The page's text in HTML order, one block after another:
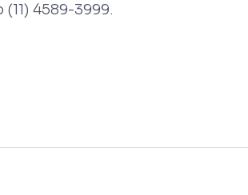
4589-3999.